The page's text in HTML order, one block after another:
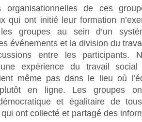
organisationnelles de ces
qui ont initié leur formation
groupes au sein d’un
événements et la division du
entre les participants.
expérience du travail
même pas dans le lieu où
plutôt en ligne. Les groupes
et égalitaire de
ont collecté et partagé des